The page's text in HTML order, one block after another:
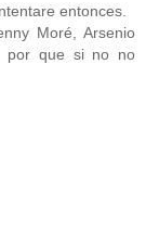
entonces.
Moré, Arsenio
por que si no no